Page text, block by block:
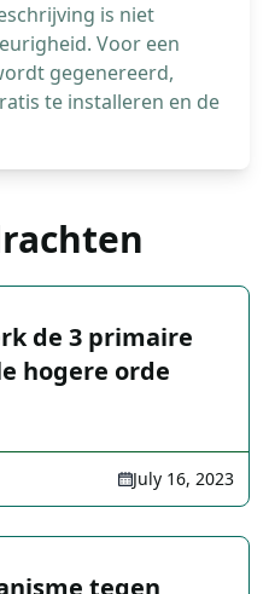
is niet
Voor een
gegenereerd,
te installeren en de
de 3 primaire
hogere orde
July 16, 2023